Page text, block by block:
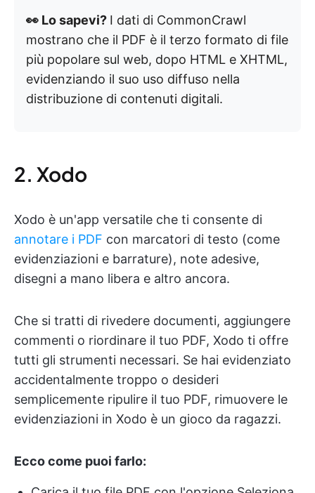
👀 Lo sapevi? I dati di CommonCrawl
mostrano che il PDF è il terzo formato di file
più popolare sul web, dopo HTML e XHTML,
evidenziando il suo uso diffuso nella
distribuzione di contenuti digitali.
2. Xodo
Xodo è un'app versatile che ti consente di
annotare i PDF con marcatori di testo (come
evidenziazioni e barrature), note adesive,
disegni a mano libera e altro ancora.
Che si tratti di rivedere documenti, aggiungere
commenti o riordinare il tuo PDF, Xodo ti offre
tutti gli strumenti necessari. Se hai evidenziato
accidentalmente troppo o desideri
semplicemente ripulire il tuo PDF, rimuovere le
evidenziazioni in Xodo è un gioco da ragazzi.
Ecco come puoi farlo: